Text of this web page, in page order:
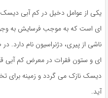
یکی از عوامل دخیل در کم آبی
ای است که به موجب فرسایش به
ناشی از پیری، دژنراسیون نام
ای و ستون فقرات در معرض کم آبی
دیسک نازک می گردد و زمینه برای
آید.